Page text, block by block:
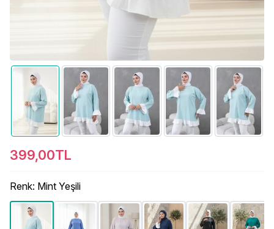
399,00TL
Renk: Mint Yeşili